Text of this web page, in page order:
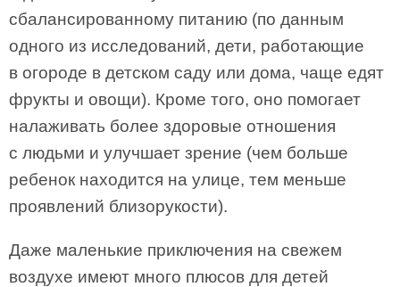
сбалансированному питанию (по данным
одного из исследований, дети, работающие
в огороде в детском саду или дома, чаще едят
фрукты и овощи). Кроме того, оно помогает
налаживать более здоровые отношения
с людьми и улучшает зрение (чем больше
ребенок находится на улице, тем меньше
проявлений близорукости).
Даже маленькие приключения на свежем
воздухе имеют много плюсов для детей